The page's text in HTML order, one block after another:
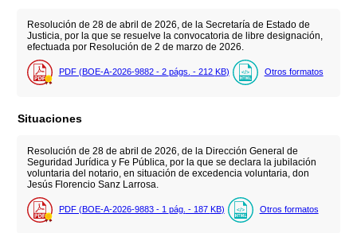
Resolución de 28 de abril de 2026, de la Secretaría de Estado de
Justicia, por la que se resuelve la convocatoria de libre designación,
efectuada por Resolución de 2 de marzo de 2026.
PDF (BOE-A-2026-9882 - 2 págs. - 212 KB) Otros formatos
Situaciones
Resolución de 28 de abril de 2026, de la Dirección General de
Seguridad Jurídica y Fe Pública, por la que se declara la jubilación
voluntaria del notario, en situación de excedencia voluntaria, don
Jesús Florencio Sanz Larrosa.
PDF (BOE-A-2026-9883 - 1 pág. - 187 KB) Otros formatos